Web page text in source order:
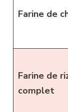
Farine de
Farine de
complet